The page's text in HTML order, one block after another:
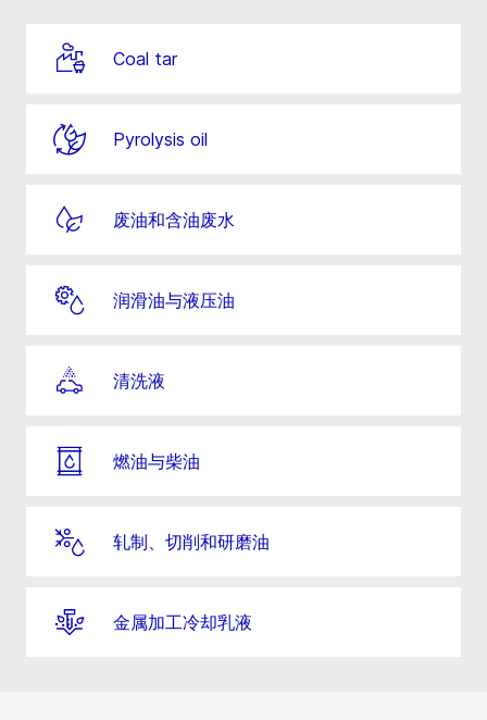
Coal tar
Pyrolysis oil
废油和含油废水
润滑油与液压油
清洗液
燃油与柴油
轧制、切削和研磨油
金属加工冷却乳液